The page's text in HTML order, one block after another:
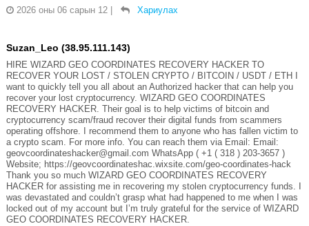
2026 оны 06 сарын 12
Хариулах
Suzan_Leo (38.95.111.143)
HIRE WIZARD GEO COORDINATES RECOVERY HACKER TO
RECOVER YOUR LOST / STOLEN CRYPTO / BITCOIN / USDT / ETH I
want to quickly tell you all about an Authorized hacker that can help you
recover your lost cryptocurrency. WIZARD GEO COORDINATES
RECOVERY HACKER. Their goal is to help victims of bitcoin and
cryptocurrency scam/fraud recover their digital funds from scammers
operating offshore. I recommend them to anyone who has fallen victim to
a crypto scam. For more info. You can reach them via Email: Email:
geovcoordinateshacker@gmail.com WhatsApp ( +1 ( 318 ) 203-3657 )
Website; https://geovcoordinateshac.wixsite.com/geo-coordinates-hack
Thank you so much WIZARD GEO COORDINATES RECOVERY
HACKER for assisting me in recovering my stolen cryptocurrency funds. I
was devastated and couldn’t grasp what had happened to me when I was
locked out of my account but I’m truly grateful for the service of WIZARD
GEO COORDINATES RECOVERY HACKER.